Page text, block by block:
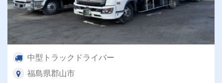
中型トラックドライバー
福島県郡山市